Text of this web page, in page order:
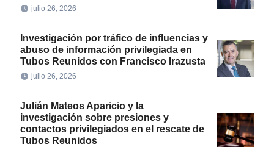
julio 26, 2026
Investigación por tráfico de influencias y
abuso de información privilegiada en
Tubos Reunidos con Francisco Irazusta
julio 26, 2026
Julián Mateos Aparicio y la
investigación sobre presiones y
contactos privilegiados en el rescate de
Tubos Reunidos